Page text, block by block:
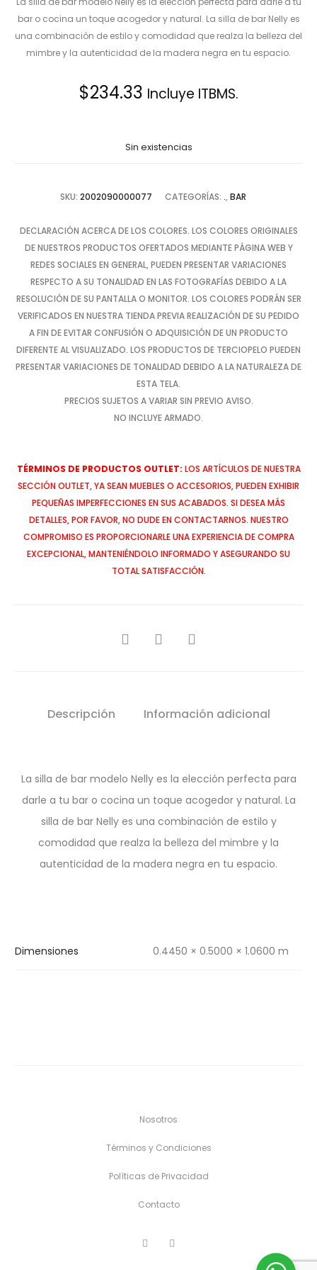
bar o cocina un toque acogedor y natural. La silla de bar Nelly es
una combinación de estilo y comodidad que realza la belleza del
mimbre y la autenticidad de la madera negra en tu espacio.
$234.33 Incluye ITBMS.
Sin existencias
SKU: 2002090000077 CATEGORÍAS: ., BAR
DECLARACIÓN ACERCA DE LOS COLORES. LOS COLORES ORIGINALES
DE NUESTROS PRODUCTOS OFERTADOS MEDIANTE PÁGINA WEB Y
REDES SOCIALES EN GENERAL, PUEDEN PRESENTAR VARIACIONES
RESPECTO A SU TONALIDAD EN LAS FOTOGRAFÍAS DEBIDO A LA
RESOLUCIÓN DE SU PANTALLA O MONITOR. LOS COLORES PODRÁN SER
VERIFICADOS EN NUESTRA TIENDA PREVIA REALIZACIÓN DE SU PEDIDO
A FIN DE EVITAR CONFUSIÓN O ADQUISICIÓN DE UN PRODUCTO
DIFERENTE AL VISUALIZADO. LOS PRODUCTOS DE TERCIOPELO PUEDEN
PRESENTAR VARIACIONES DE TONALIDAD DEBIDO A LA NATURALEZA DE
ESTA TELA.
PRECIOS SUJETOS A VARIAR SIN PREVIO AVISO.
NO INCLUYE ARMADO.
TÉRMINOS DE PRODUCTOS OUTLET: LOS ARTÍCULOS DE NUESTRA
SECCIÓN OUTLET, YA SEAN MUEBLES O ACCESORIOS, PUEDEN EXHIBIR
PEQUEÑAS IMPERFECCIONES EN SUS ACABADOS. SI DESEA MÁS
DETALLES, POR FAVOR, NO DUDE EN CONTACTARNOS. NUESTRO
COMPROMISO ES PROPORCIONARLE UNA EXPERIENCIA DE COMPRA
EXCEPCIONAL, MANTENIÉNDOLO INFORMADO Y ASEGURANDO SU
TOTAL SATISFACCIÓN.
SHARE
Descripción Información adicional
La silla de bar modelo Nelly es la elección perfecta para
darle a tu bar o cocina un toque acogedor y natural. La
silla de bar Nelly es una combinación de estilo y
comodidad que realza la belleza del mimbre y la
autenticidad de la madera negra en tu espacio.
Dimensiones 0.4450 × 0.5000 × 1.0600 m
Nosotros
Términos y Condiciones
Políticas de Privacidad
Contacto